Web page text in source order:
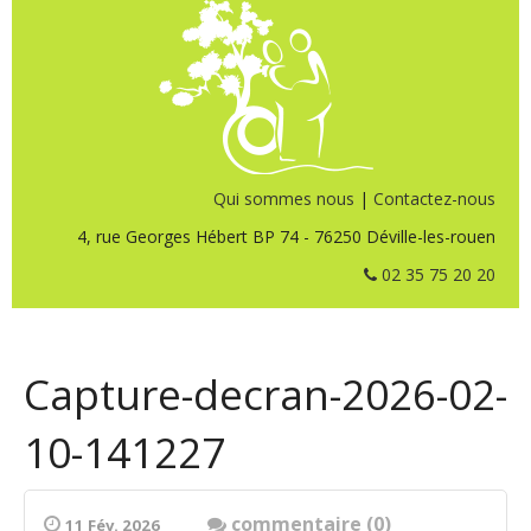
Qui sommes nous | Contactez-nous
4, rue Georges Hébert BP 74 - 76250 Déville-les-rouen
02 35 75 20 20
Capture-decran-2026-02-
10-141227
11 Fév. 2026
commentaire (0)